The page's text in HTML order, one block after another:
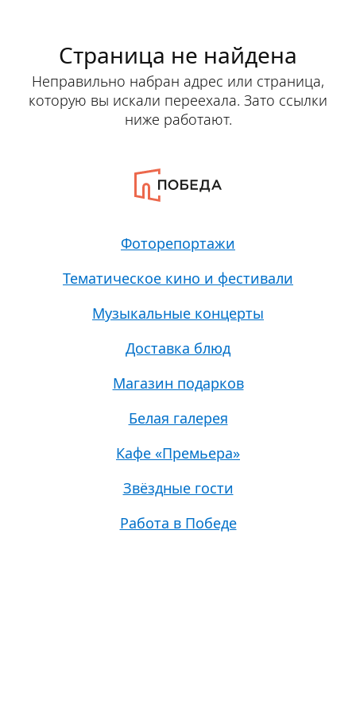
Страница не найдена
Неправильно набран адрес или страница,
которую вы искали переехала. Зато ссылки
ниже работают.
Фоторепортажи
Тематическое кино и фестивали
Музыкальные концерты
Доставка блюд
Магазин подарков
Белая галерея
Кафе «Премьера»
Звёздные гости
Работа в Победе